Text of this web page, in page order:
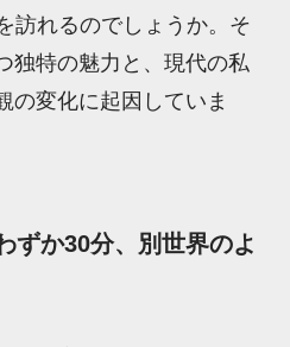
訪れるのでしょうか。そ
独特の魅力と、現代の私
の変化に起因していま
ずか30分、別世界のよ